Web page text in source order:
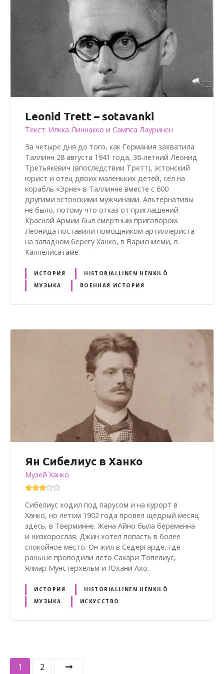
Leonid Trett – sotavanki
Текст: Илкка Линнакко и Сампса Лауринен
За четыре дня до того, как Германия захватила
Таллинн 28 августа 1941 года, 36-летний Леонид
Третьякевич (впоследствии Третт), эстонский
юрист и отец двоих маленьких детей, сел на
корабль «Эрне» в Таллинне вместе с 600
другими эстонскими мужчинами. Альтернативы
не было, потому что отказ от приглашений
Красной Армии был смертным приговором.
Леонида поставили помощником артиллериста
на западном берегу Ханко, в Варисниеми, в
Каппелисатаме.
ИСТОРИЯ
HISTORIALLINEN HENKILÖ
МУЗЫКА
ВОЕННАЯ ИСТОРИЯ
Ян Сибелиус в Ханко
Музей Ханко
Сибелиус ходил под парусом и на курорт в
Ханко, но летом 1902 года провел щедрый месяц
здесь, в Тверминне. Жена Айно была беременна
и низкорослая. Джин хотел попасть в более
спокойное место. Он жил в Сёдергарде, где
раньше проводили лето Сакари Топелиус,
Ялмар Мунстерхельм и Юхани Ахо.
ИСТОРИЯ
HISTORIALLINEN HENKILÖ
МУЗЫКА
ИСКУССТВО
V1 2